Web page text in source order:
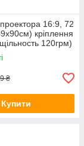
16:9, 72
кріплення
120грм)
₴
Купити